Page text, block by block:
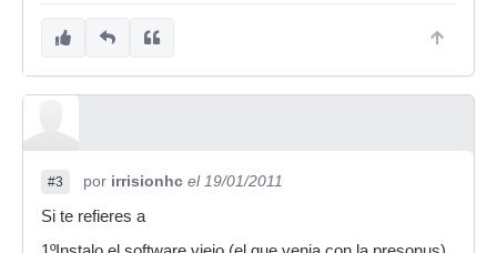
#3 por irrisionhc el 19/01/2011
Si te refieres a